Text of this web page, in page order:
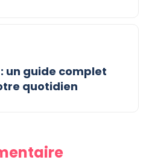
un guide complet
quotidien